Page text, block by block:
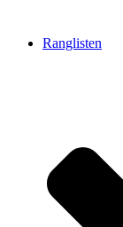
Ranglisten